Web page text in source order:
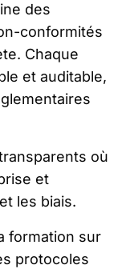
des
conformités
Chaque
et auditable,
où
et
les biais.
formation sur
protocoles